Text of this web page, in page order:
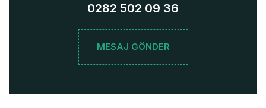
0282 502 09 36
MESAJ GÖNDER